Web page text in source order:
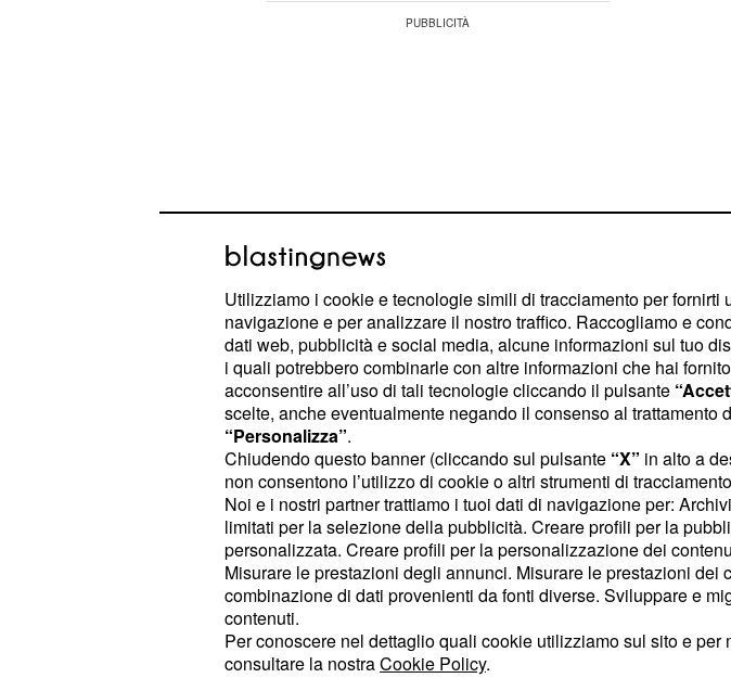
Le manifestazioni di entusiasmo sono proseguite per gran
parte della notte, coinvolgendo intere famiglie, giovani e
anziani, in unclima di vibrante partecipazione. Le bandiere
del Maroccohanno sventolato in ogni angolo, colorando la
città mentre la nazionale si prepara ora ad affrontare la
Francianel prossimo decisivo incontro dei quarti di finale.
I festeggiamenti a Foggia: dettagli e
partecipazione
Utilizziamo i cookie e tecnologie simili di tracciamento per
navigazione e per analizzare il nostro traffico. Raccogliamo e
dati web, pubblicità e social media, alcune informazioni sul tuo
i quali potrebbero combinarle con altre informazioni che hai
acconsentire all’uso di tali tecnologie cliccando il pulsante
scelte, anche eventualmente negando il consenso al
“Personalizza”.
Chiudendo questo banner (cliccando sul pulsante “X” in alto a
non consentono l’utilizzo di cookie o altri strumenti di
Noi e i nostri partner trattiamo i tuoi dati di navigazione per:
limitati per la selezione della pubblicità. Creare profili per la
personalizzata. Creare profili per la personalizzazione dei
Misurare le prestazioni degli annunci. Misurare le prestazioni
combinazione di dati provenienti da fonti diverse. Sviluppare e
contenuti.
Per conoscere nel dettaglio quali cookie utilizziamo sul sito e
consultare la nostraCookie Policy.